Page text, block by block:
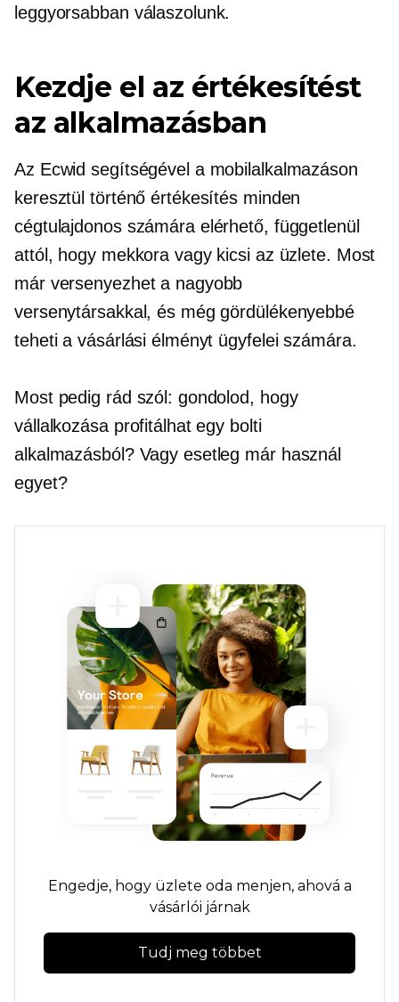
leggyorsabban válaszolunk.
Kezdje el az értékesítést
az alkalmazásban
Az Ecwid segítségével a mobilalkalmazáson
keresztül történő értékesítés minden
cégtulajdonos számára elérhető, függetlenül
attól, hogy mekkora vagy kicsi az üzlete. Most
már versenyezhet a nagyobb
versenytársakkal, és még gördülékenyebbé
teheti a vásárlási élményt ügyfelei számára.
Most pedig rád szól: gondolod, hogy
vállalkozása profitálhat egy bolti
alkalmazásból? Vagy esetleg már használ
egyet?
Engedje, hogy üzlete oda menjen, ahová a
vásárlói járnak
Tudj meg többet